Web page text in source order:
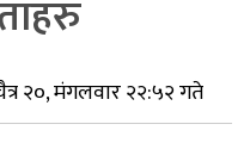
२०, मंगलवार २२:५२ गते